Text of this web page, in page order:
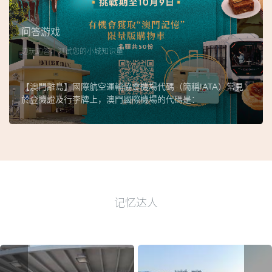
问答游戏
边玩边答，测试您的小城知识量
【澳門離島】國際航空運輸協會機場代碼（簡稱IATA）常見
於登機證及行李牌上，澳門國際機場的代碼是：
记忆达人